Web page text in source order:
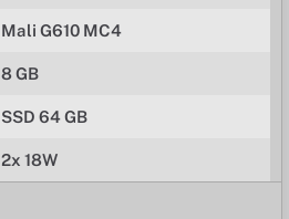
Mali G610 MC4
8 GB
SSD 64 GB
2x 18W